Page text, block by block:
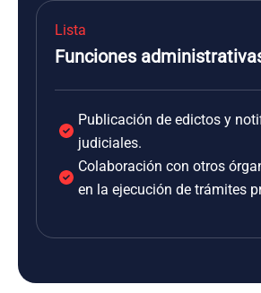
Lista
Funciones
Publicación de edictos y
judiciales.
Colaboración con otros
en la ejecución de trámites